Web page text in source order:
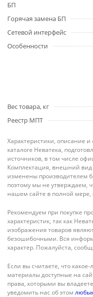
БП
Горячая замена БП
Сетевой интерфейс
Особенности
Вес товара, кг
Реестр МПТ
Характеристики, описание
каталоге Неватека,
источников, в том числе
Комплектация, внешний вид
изменены производителем
поэтому мы не утверждаем,
нашем сайте в полной мере,
Рекомендуем при покупке
характеристик, так как
изображения товаров
безошибочными. Вся
характер. Пожалуйста,
Если вы считаете, что
материалы доступные на
права, которыми вы
уведомить нас об этом